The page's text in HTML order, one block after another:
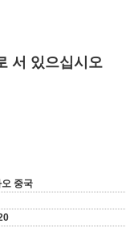
서 있으십시오
오 중국